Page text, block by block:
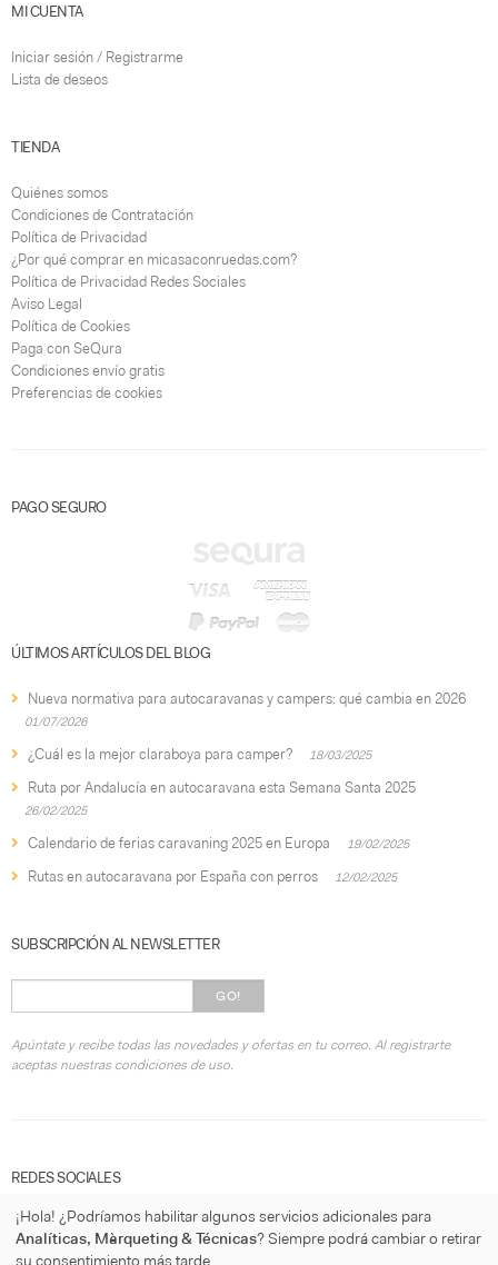
MI CUENTA
Iniciar sesión / Registrarme
Lista de deseos
TIENDA
Quiénes somos
Condiciones de Contratación
Política de Privacidad
¿Por qué comprar en micasaconruedas.com?
Política de Privacidad Redes Sociales
Aviso Legal
Política de Cookies
Paga con SeQura
Condiciones envío gratis
Preferencias de cookies
PAGO SEGURO
ÚLTIMOS ARTÍCULOS DEL BLOG
Nueva normativa para autocaravanas y campers: qué cambia en 2026
01/07/2026
¿Cuál es la mejor claraboya para camper? 18/03/2025
Ruta por Andalucía en autocaravana esta Semana Santa 2025
26/02/2025
Calendario de ferias caravaning 2025 en Europa 19/02/2025
Rutas en autocaravana por España con perros 12/02/2025
SUBSCRIPCIÓN AL NEWSLETTER
GO!
Apúntate y recibe todas las novedades y ofertas en tu correo. Al registrarte
aceptas nuestras condiciones de uso.
REDES SOCIALES
¡Hola! ¿Podríamos habilitar algunos servicios adicionales para
Analíticas, Màrqueting & Técnicas? Siempre podrá cambiar o retirar
su consentimiento más tarde.